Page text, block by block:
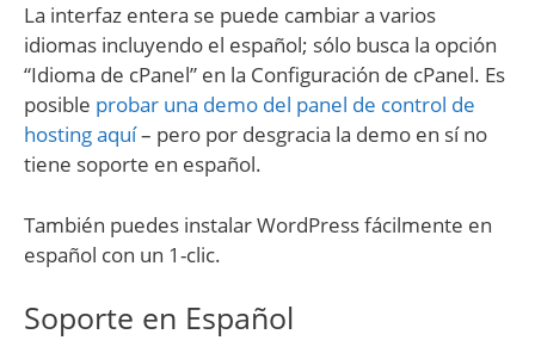
La interfaz entera se puede cambiar a varios
idiomas incluyendo el español; sólo busca la opción
“Idioma de cPanel” en la Configuración de cPanel. Es
posible probar una demo del panel de control de
hosting aquí– pero por desgracia la demo en sí no
tiene soporte en español.
También puedes instalar WordPress fácilmente en
español con un 1-clic.
Soporte en Español